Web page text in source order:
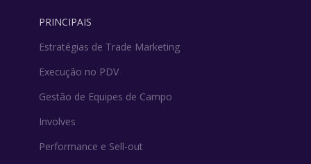
PRINCIPAIS
Estratégias de Trade Marketing
Execução no PDV
Gestão de Equipes de Campo
Involves
Performance e Sell-out